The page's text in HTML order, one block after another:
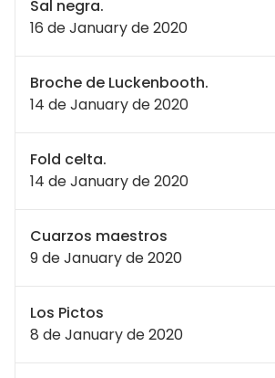
Sal negra.
16 de January de 2020
Broche de Luckenbooth.
14 de January de 2020
Fold celta.
14 de January de 2020
Cuarzos maestros
9 de January de 2020
Los Pictos
8 de January de 2020